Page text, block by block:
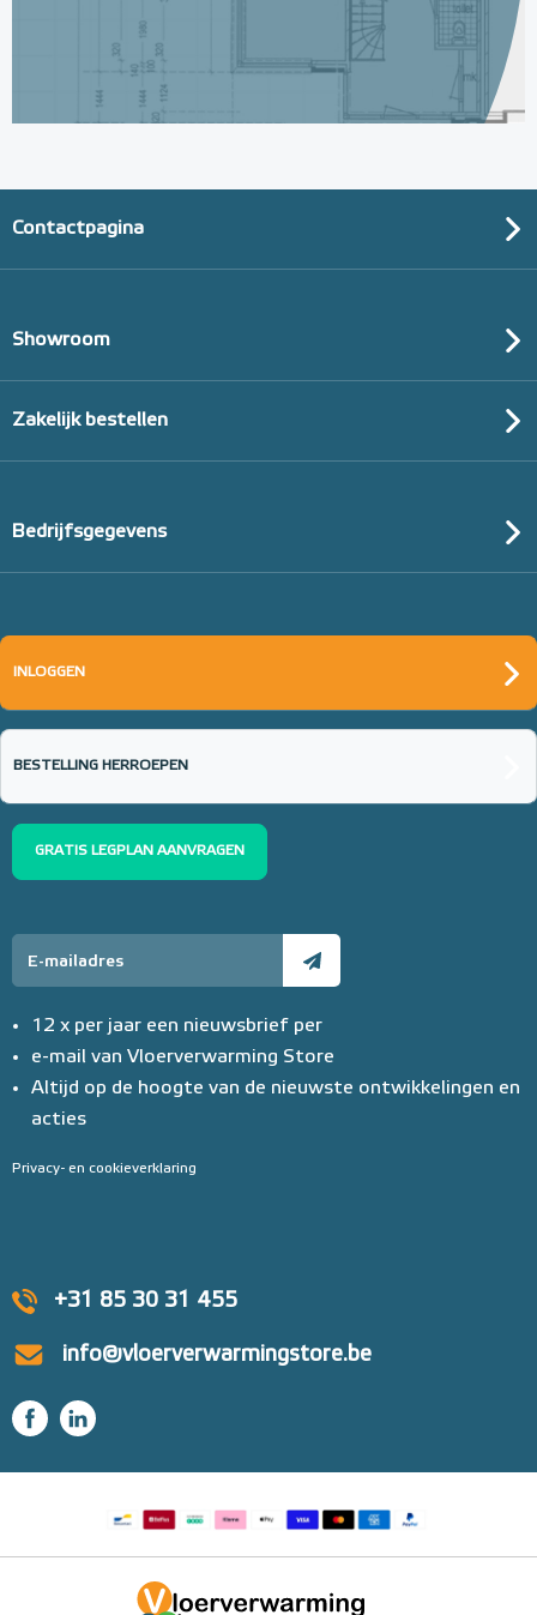
+31 85 30 31 455
info@vloerverwarmingstore.be
Contactpagina
Showroom
Zakelijk bestellen
Bedrijfsgegevens
INLOGGEN
BESTELLING HERROEPEN
GRATIS LEGPLAN AANVRAGEN
12 x per jaar een nieuwsbrief per
e-mail van Vloerverwarming Store
Altijd op de hoogte van de nieuwste ontwikkelingen en
acties
Privacy- en cookieverklaring